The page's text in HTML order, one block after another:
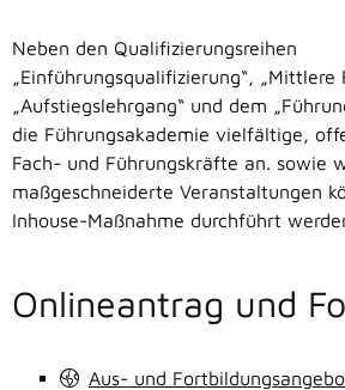
Neben den Qualifizierungsreihen
„Einführungsqualifizierung“, „Mittlere
„Aufstiegslehrgang“ und dem
die Führungsakademie vielfältige,
Fach- und Führungskräfte an. sowie
maßgeschneiderte Veranstaltungen
Inhouse-Maßnahme durchführt
Onlineantrag und
Aus- und